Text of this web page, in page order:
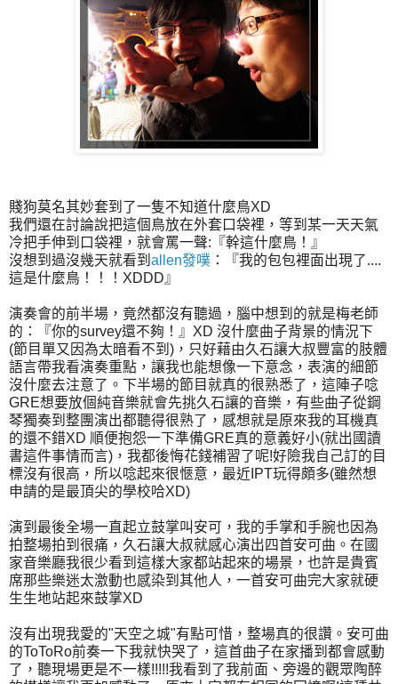
賤狗莫名其妙套到了一隻不知道什麼鳥XD
我們還在討論說把這個鳥放在外套口袋裡，等到某一天天氣
冷把手伸到口袋裡，就會罵一聲:『幹這什麼鳥！』
沒想到過沒幾天就看到 allen發噗 ：『我的包包裡面出現了....
這是什麼鳥！！！XDDD』
演奏會的前半場，竟然都沒有聽過，腦中想到的就是梅老師
的：『你的survey還不夠！』XD 沒什麼曲子背景的情況下
(節目單又因為太暗看不到)，只好藉由久石讓大叔豐富的肢體
語言帶我看演奏重點，讓我也能想像一下意念，表演的細節
沒什麼去注意了。下半場的節目就真的很熟悉了，這陣子唸
GRE想要放個純音樂就會先挑久石讓的音樂，有些曲子從鋼
琴獨奏到整團演出都聽得很熟了，感想就是原來我的耳機真
的還不錯XD 順便抱怨一下準備GRE真的意義好小(就出國讀
書這件事情而言)，我都後悔花錢補習了呢!好險我自己訂的目
標沒有很高，所以唸起來很愜意，最近IPT玩得頗多(雖然想
申請的是最頂尖的學校哈XD)
演到最後全場一直起立鼓掌叫安可，我的手掌和手腕也因為
拍整場拍到很痛，久石讓大叔就感心演出四首安可曲。在國
家音樂廳我很少看到這樣大家都站起來的場景，也許是貴賓
席那些樂迷太激動也感染到其他人，一首安可曲完大家就硬
生生地站起來鼓掌XD
沒有出現我愛的"天空之城"有點可惜，整場真的很讚。安可曲
的ToToRo前奏一下我就快哭了，這首曲子在家播到都會感動
了，聽現場更是不一樣!!!!!我看到了我前面、旁邊的觀眾陶醉